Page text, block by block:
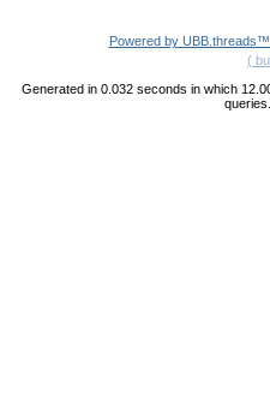
Powered by
(
Generated in 0.032 seconds in which